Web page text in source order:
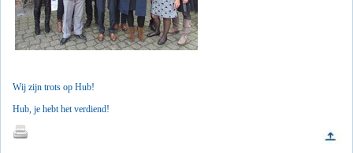
Wij zijn trots op Hub!
Hub, je hebt het verdiend!